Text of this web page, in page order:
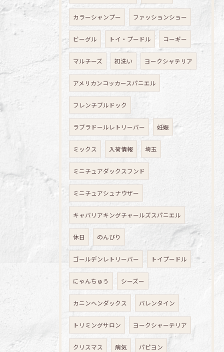
カラーシャンプー ファッションショー
ビーグル トイ・プードル コーギー
マルチーズ 初洗い ヨークシャテリア
アメリカンコッカースパニエル
フレンチブルドック
ラブラドールレトリーバー 妊娠
ミックス 入荷情報 埼玉
ミニチュアダックスフンド
ミニチュアシュナウザー
キャバリアキングチャールズスパニエル
休日 のんびり
ゴールデンレトリーバー トイプードル
にゃんちゅう シーズー
カニンヘンダックス バレンタイン
トリミングサロン ヨークシャーテリア
クリスマス 病気 パピヨン